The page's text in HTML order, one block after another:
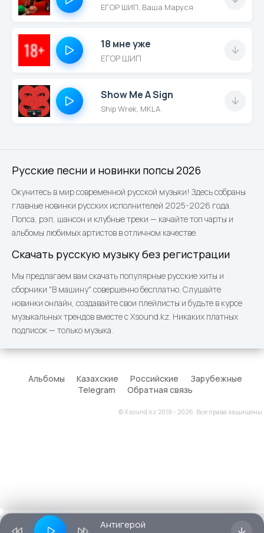
Русские песни и новинки попсы 2026
Окунитесь в мир современной русской музыки! Здесь собраны
главные новинки русских исполнителей 2025-2026 года.
Попса, рэп, шансон и клубные треки — качайте топ чарты и
альбомы любимых артистов в отличном качестве.
Скачать русскую музыку без регистрации
Мы предлагаем вам скачать популярные русские хиты и
сборники "В машину" совершенно бесплатно. Слушайте
новинки онлайн, создавайте свои плейлисты и будьте в курсе
музыкальных трендов вместе с Xsound.kz. Никаких платных
подписок — только музыка.
ЕГОР ШИП, Ваша Маруся
18 мне уже
ЕГОР ШИП
Show Me A Sign
Ship Wrek, MKLA
Альбомы Казахские Российские
Зарубежные
Telegram
Обратная связь
© Xsound.kz 2018 - 2026. Все права защищены.
Антигерой